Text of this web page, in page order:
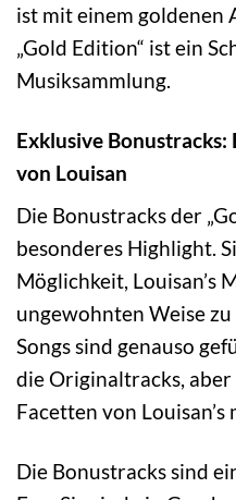
ist mit einem goldenen
„Gold Edition“ ist ein
Musiksammlung.
Exklusive Bonustracks:
von Louisan
Die Bonustracks der
besonderes Highlight.
Möglichkeit, Louisan’s
ungewohnten Weise
Songs sind genauso
die Originaltracks, aber
Facetten von
Die Bonustracks sind